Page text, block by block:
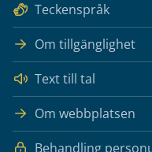
Teckenspråk
Om tillgänglighet
Text till tal
Om webbplatsen
Behandling